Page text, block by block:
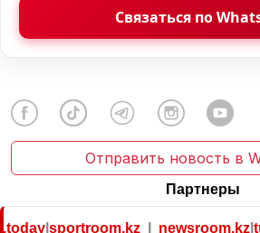
Связаться по
Отправить новость в
Партнеры
|sportroom.kz| newsroom.kz|